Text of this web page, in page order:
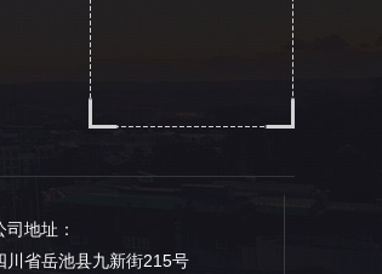
司地址：
川省岳池县九新街215号